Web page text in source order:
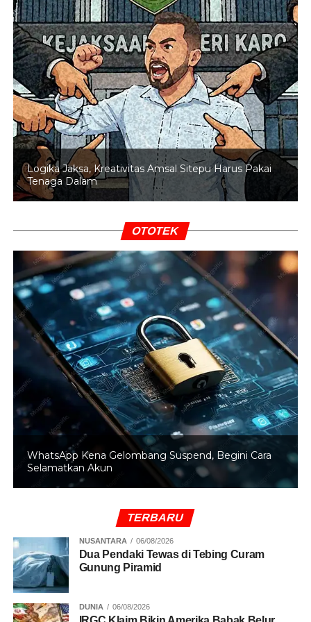
RELATED TOPICS: BMKG
CUACA JAKARTA
MENDUNG PANAS
UP NEXT
Cuma 6 Jam! Layanan SIM Keliling Jakarta
Dibuka Hari Ini
DON'T MISS
Ini 5 Titik SIM Keliling Jakarta Hari Selasa
Logika Jaksa, Kreativitas Amsal Sitepu Harus Pakai
Tenaga Dalam
OTOTEK
WhatsApp Kena Gelombang Suspend, Begini Cara
Selamatkan Akun
TERBARU
NUSANTARA 06/08/2026
Dua Pendaki Tewas di Tebing Curam
Gunung Piramid
DUNIA 06/08/2026